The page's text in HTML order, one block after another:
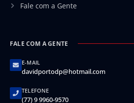
Fale com a Gente
FALE COM A GENTE
E-MAIL
davidportodp@hotmail.com
TELEFONE
(77) 9 9960-9570